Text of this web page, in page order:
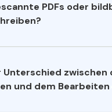
PDFs oder
Unterschied zwischen
und dem Bearbeiten